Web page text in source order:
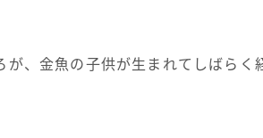
が、金魚の子供が生まれてしばら